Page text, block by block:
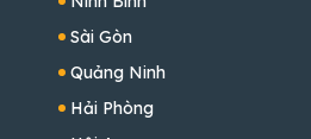
Sài Gòn
Quảng Ninh
Hải Phòng